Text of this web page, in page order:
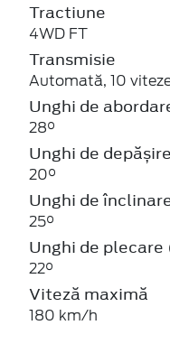
Tractiune
4WD FT
Transmisie
Automată, 10
Unghi de
28°
Unghi de
20°
Unghi de
25°
Unghi de
22°
Viteză maximă
180 km/h